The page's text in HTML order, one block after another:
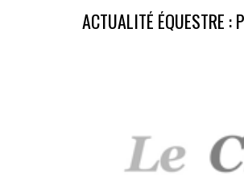
ACTUALITÉ ÉQUESTRE :